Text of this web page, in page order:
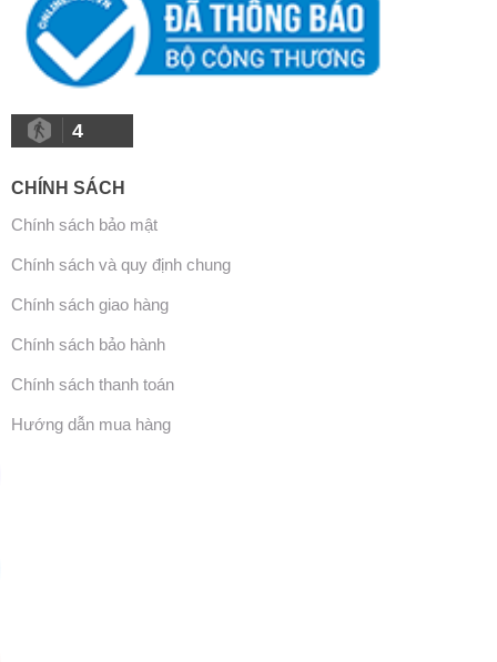
4
CHÍNH SÁCH
Chính sách bảo mật
Chính sách và quy định chung
Chính sách giao hàng
Chính sách bảo hành
Chính sách thanh toán
Hướng dẫn mua hàng